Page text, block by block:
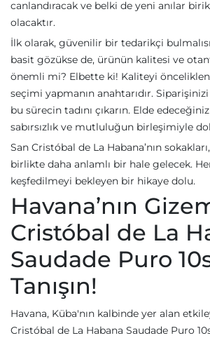
canlandıracak ve belki de yeni anılar
olacaktır.
İlk olarak, güvenilir bir tedarikçi
basit gözükse de, ürünün kalitesi ve
önemli mi? Elbette ki! Kaliteyi
seçimi yapmanın anahtarıdır.
bu sürecin tadını çıkarın. Elde
sabırsızlık ve mutluluğun birleşimiyle
San Cristóbal de La Habana’nın
birlikte daha anlamlı bir hale gelecek.
keşfedilmeyi bekleyen bir hikaye dolu.
Havana’nın
Cristóbal de La
Saudade Puro
Tanışın!
Havana, Küba'nın kalbinde yer alan
Cristóbal de La Habana Saudade Puro 10s